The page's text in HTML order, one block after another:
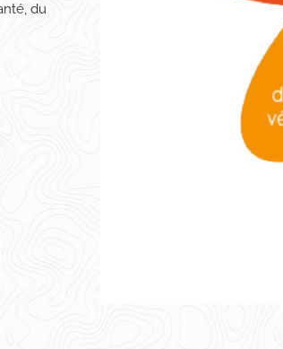
du